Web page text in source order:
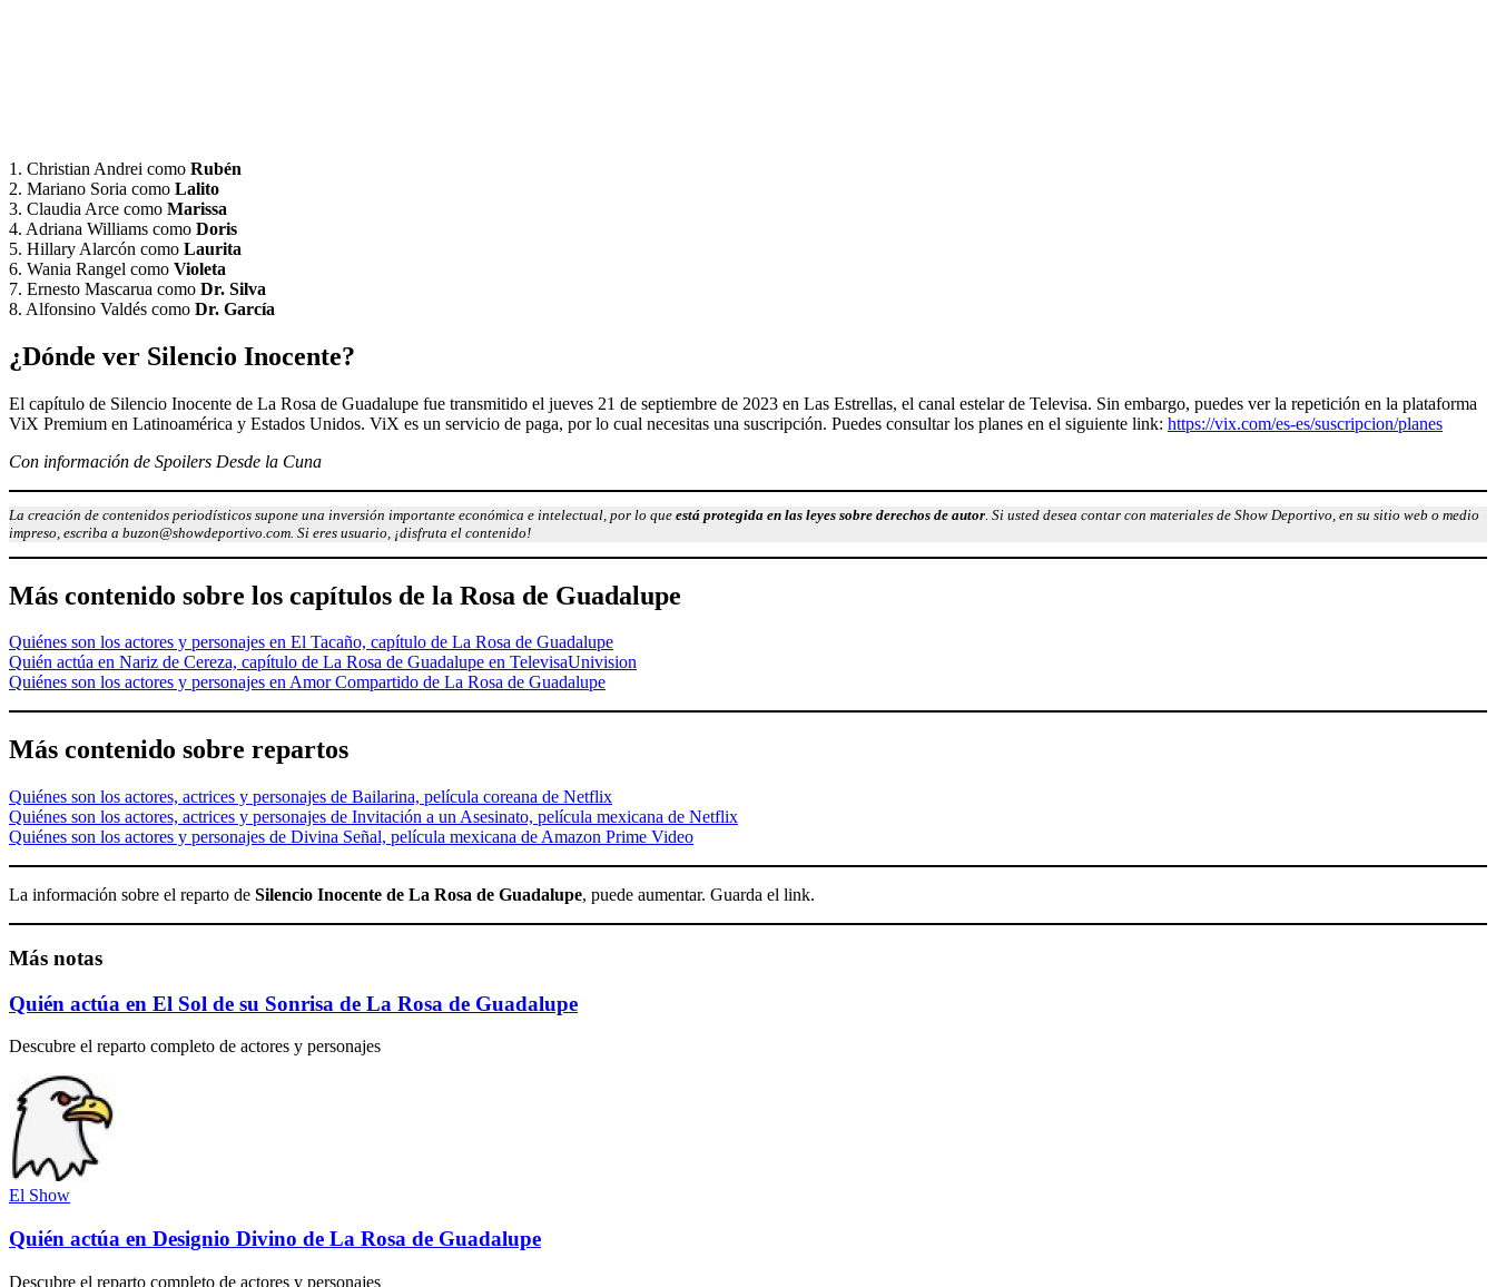
1. Christian Andrei como Rubén
2. Mariano Soria como Lalito
3. Claudia Arce como Marissa
4. Adriana Williams como Doris
5. Hillary Alarcón como Laurita
6. Wania Rangel como Violeta
7. Ernesto Mascarua como Dr. Silva
8. Alfonsino Valdés como Dr. García
¿Dónde ver Silencio Inocente?
El capítulo de Silencio Inocente de La Rosa de Guadalupe fue transmitido el jueves 21 de septiembre de 2023 en Las Estrellas, el canal estelar de Televisa. Sin embargo, puedes ver la repetición en la plataforma
ViX Premium en Latinoamérica y Estados Unidos. ViX es un servicio de paga, por lo cual necesitas una suscripción. Puedes consultar los planes en el siguiente link: https://vix.com/es-es/suscripcion/planes
Con información de Spoilers Desde la Cuna
La creación de contenidos periodísticos supone una inversión importante económica e intelectual, por lo que está protegida en las leyes sobre derechos de autor . Si usted desea contar con materiales de Show Deportivo, en su sitio web o medio
impreso, escriba a buzon@showdeportivo.com. Si eres usuario, ¡disfruta el contenido!
Más contenido sobre los capítulos de la Rosa de Guadalupe
Quiénes son los actores y personajes en El Tacaño, capítulo de La Rosa de Guadalupe
Quién actúa en Nariz de Cereza, capítulo de La Rosa de Guadalupe en TelevisaUnivision
Quiénes son los actores y personajes en Amor Compartido de La Rosa de Guadalupe
Más contenido sobre repartos
Quiénes son los actores, actrices y personajes de Bailarina, película coreana de Netflix
Quiénes son los actores, actrices y personajes de Invitación a un Asesinato, película mexicana de Netflix
Quiénes son los actores y personajes de Divina Señal, película mexicana de Amazon Prime Video
La información sobre el reparto de Silencio Inocente de La Rosa de Guadalupe, puede aumentar. Guarda el link.
Más notas
Quién actúa en El Sol de su Sonrisa de La Rosa de Guadalupe
Descubre el reparto completo de actores y personajes
El Show
Quién actúa en Designio Divino de La Rosa de Guadalupe
Descubre el reparto completo de actores y personajes